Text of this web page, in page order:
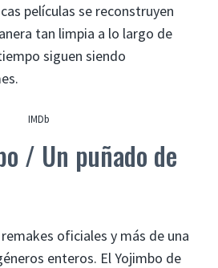
películas se reconstruyen
tan limpia a lo largo de
siguen siendo
IMDb
/ Un puñado de
oficiales y más de una
enteros. El Yojimbo de